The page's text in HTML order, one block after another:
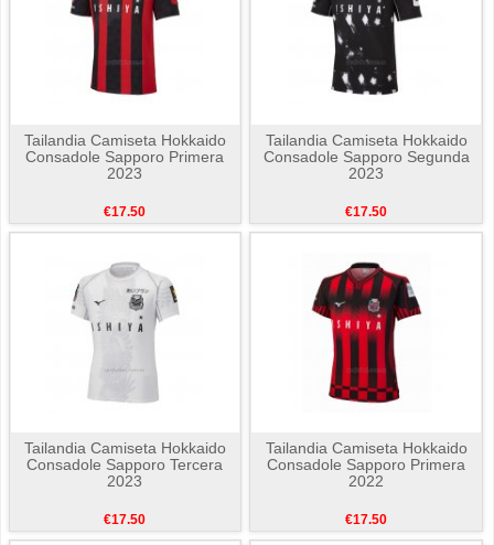
Tailandia Camiseta Hokkaido
Consadole Sapporo Primera
2023
€17.50
Tailandia Camiseta Hokkaido
Consadole Sapporo Segunda
2023
€17.50
Tailandia Camiseta Hokkaido
Consadole Sapporo Tercera
2023
€17.50
Tailandia Camiseta Hokkaido
Consadole Sapporo Primera
2022
€17.50